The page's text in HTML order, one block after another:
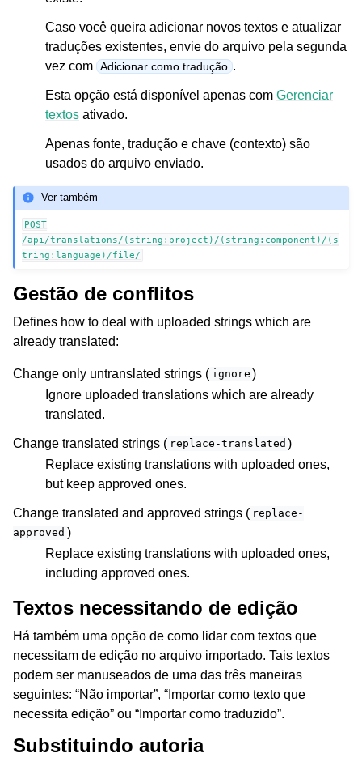
Caso você queira adicionar novos textos e atualizar
traduções existentes, envie do arquivo pela segunda
vez com Adicionar como tradução .
Esta opção está disponível apenas com Gerenciar
textos ativado.
Apenas fonte, tradução e chave (contexto) são
usados do arquivo enviado.
Ver também
POST
/api/translations/(string:project)/(string:component)/(s
tring:language)/file/
Gestão de conflitos
Defines how to deal with uploaded strings which are
already translated:
Change only untranslated strings ( ignore )
Ignore uploaded translations which are already
translated.
Change translated strings ( replace-translated )
Replace existing translations with uploaded ones,
but keep approved ones.
Change translated and approved strings ( replace-
approved )
Replace existing translations with uploaded ones,
including approved ones.
Textos necessitando de edição
Há também uma opção de como lidar com textos que
necessitam de edição no arquivo importado. Tais textos
podem ser manuseados de uma das três maneiras
seguintes: “Não importar”, “Importar como texto que
necessita edição” ou “Importar como traduzido”.
Substituindo autoria